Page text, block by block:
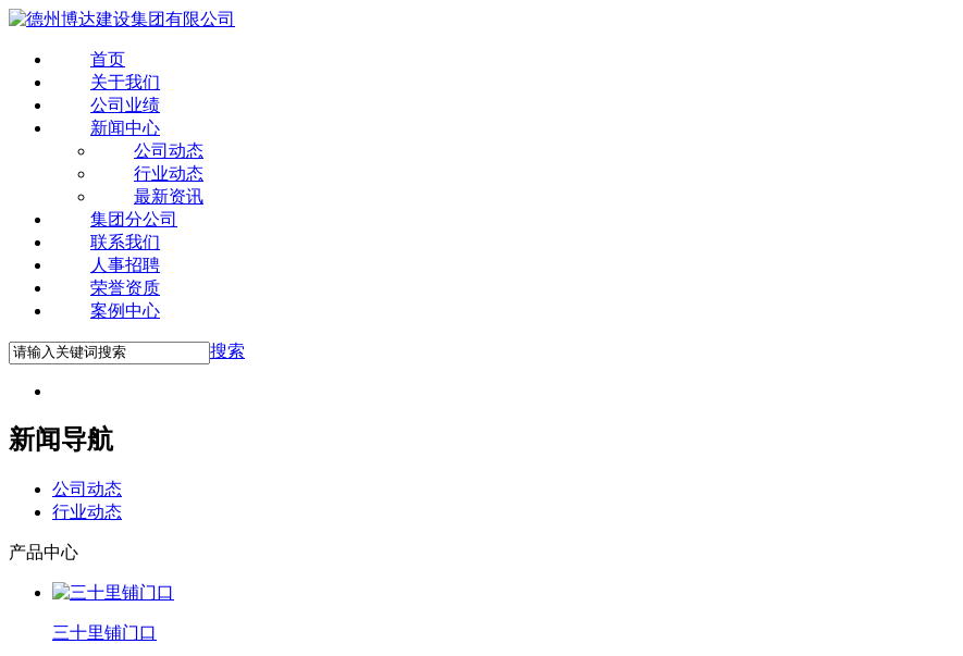
首页
关于我们
公司业绩
新闻中心
公司动态
行业动态
最新资讯
集团分公司
联系我们
人事招聘
荣誉资质
案例中心
搜索
新闻导航
公司动态
行业动态
产品中心
三十里铺门口